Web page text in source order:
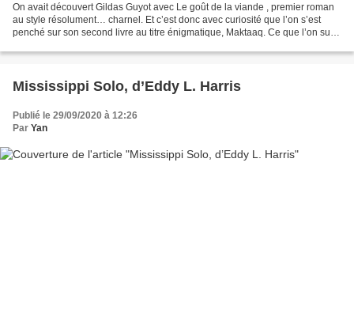
On avait découvert Gildas Guyot avec Le goût de la viande , premier roman
au style résolument… charnel. Et c’est donc avec curiosité que l’on s’est
penché sur son second livre au titre énigmatique, Maktaaq. Ce que l’on suit
Mississippi Solo, d’Eddy L. Harris
Publié le 29/09/2020 à 12:26
Par Yan